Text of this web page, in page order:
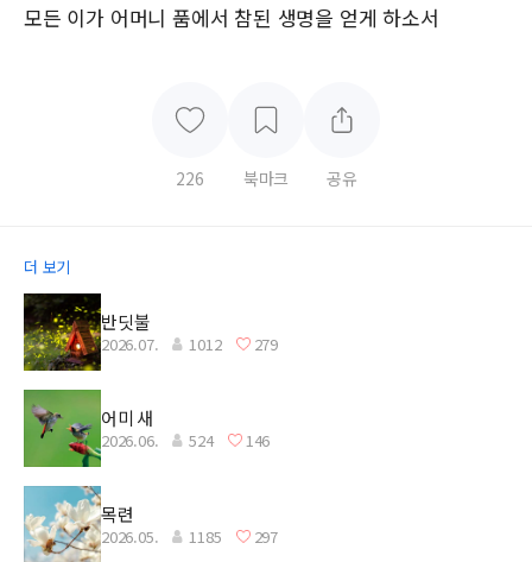
모든 이가 어머니 품에서 참된 생명을 얻게 하소서
226 북마크 공유
더 보기
반딧불
2026.07. 1012 279
어미 새
2026.06. 524 146
목련
2026.05. 1185 297